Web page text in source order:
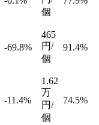
個
-69.8%
465
円/
個
91.4%
-11.4%
1.62
万
円/
個
74.5%